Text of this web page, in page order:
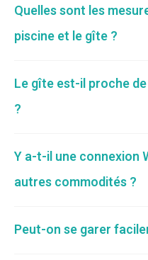
Quelles sont les
piscine et le gîte ?
Le gîte est-il proche
?
Y a-t-il une connexion
autres commodités ?
Peut-on se garer